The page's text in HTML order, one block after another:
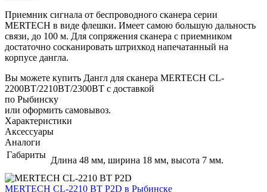
Приемник сигнала от беспроводного сканера серии
MERTECH в виде флешки. Имеет самою большую дальность
связи, до 100 м. Для сопряжения сканера с приемником
достаточно сосканировать штрихкод напечатанный на
корпусе дангла.
Вы можете купить Дангл для сканера MERTECH CL-
2200BT/2210BT/2300BT с доставкой
по Рыбинску
или оформить самовывоз.
Характеристики
Аксессуары
Аналоги
Габариты
Длина 48 мм, ширина 18 мм, высота 7 мм.
MERTECH CL-2210 BT P2D в Рыбинске